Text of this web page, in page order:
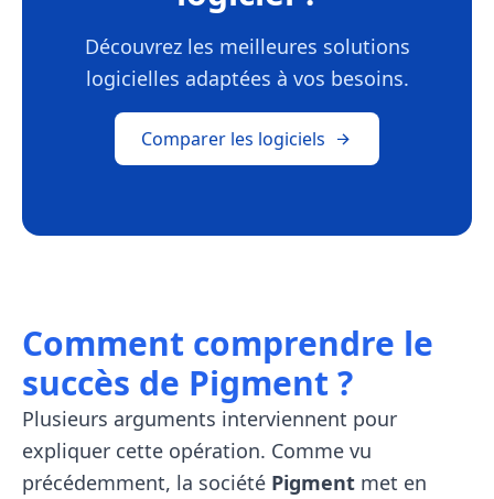
Découvrez les meilleures solutions
logicielles adaptées à vos besoins.
Comparer les logiciels
Comment comprendre le
succès de Pigment ?
Plusieurs arguments interviennent pour
expliquer cette opération. Comme vu
précédemment, la société Pigment met en